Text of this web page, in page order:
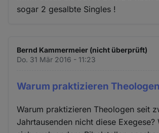
sogar 2 gesalbte Singles !
Bernd Kammermeier (nicht überprüft)
Do. 31 Mär 2016 - 11:23
Warum praktizieren Theologen
Warum praktizieren Theologen seit
Jahrtausenden nicht diese Exegese?